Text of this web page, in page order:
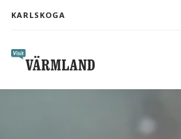
content
KARLSKOGA